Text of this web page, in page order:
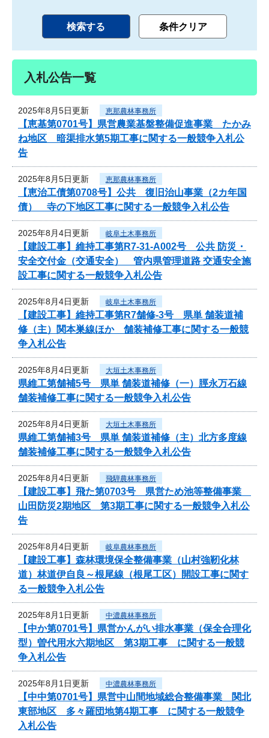
入札公告一覧
2025年8月5日更新 恵那農林事務所
【恵基第0701号】県営農業基盤整備促進事業 たかみ
ね地区 暗渠排水第5期工事に関する一般競争入札公
告
2025年8月5日更新 恵那農林事務所
【恵治工債第0708号】公共 復旧治山事業（2カ年国
債） 寺の下地区工事に関する一般競争入札公告
2025年8月4日更新 岐阜土木事務所
【建設工事】維持工事第R7-31-A002号 公共 防災・
安全交付金（交通安全） 管内県管理道路 交通安全施
設工事に関する一般競争入札公告
2025年8月4日更新 岐阜土木事務所
【建設工事】維持工事第R7舗修-3号 県単 舗装道補
修（主）関本巣線ほか 舗装補修工事に関する一般競
争入札公告
2025年8月4日更新 大垣土木事務所
県維工第舗補5号 県単 舗装道補修（一）脛永万石線
舗装補修工事に関する一般競争入札公告
2025年8月4日更新 大垣土木事務所
県維工第舗補3号 県単 舗装道補修（主）北方多度線
舗装補修工事に関する一般競争入札公告
2025年8月4日更新 飛騨農林事務所
【建設工事】飛た第0703号 県営ため池等整備事業
山田防災2期地区 第3期工事に関する一般競争入札公
告
2025年8月4日更新 岐阜農林事務所
【建設工事】森林環境保全整備事業（山村強靭化林
道）林道伊自良～根尾線（根尾工区）開設工事に関す
る一般競争入札公告
2025年8月1日更新 中濃農林事務所
【中か第0701号】県営かんがい排水事業（保全合理化
型）曽代用水六期地区 第3期工事 に関する一般競
争入札公告
2025年8月1日更新 中濃農林事務所
【中中第0701号】県営中山間地域総合整備事業 関北
東部地区 多々羅団地第4期工事 に関する一般競争
入札公告